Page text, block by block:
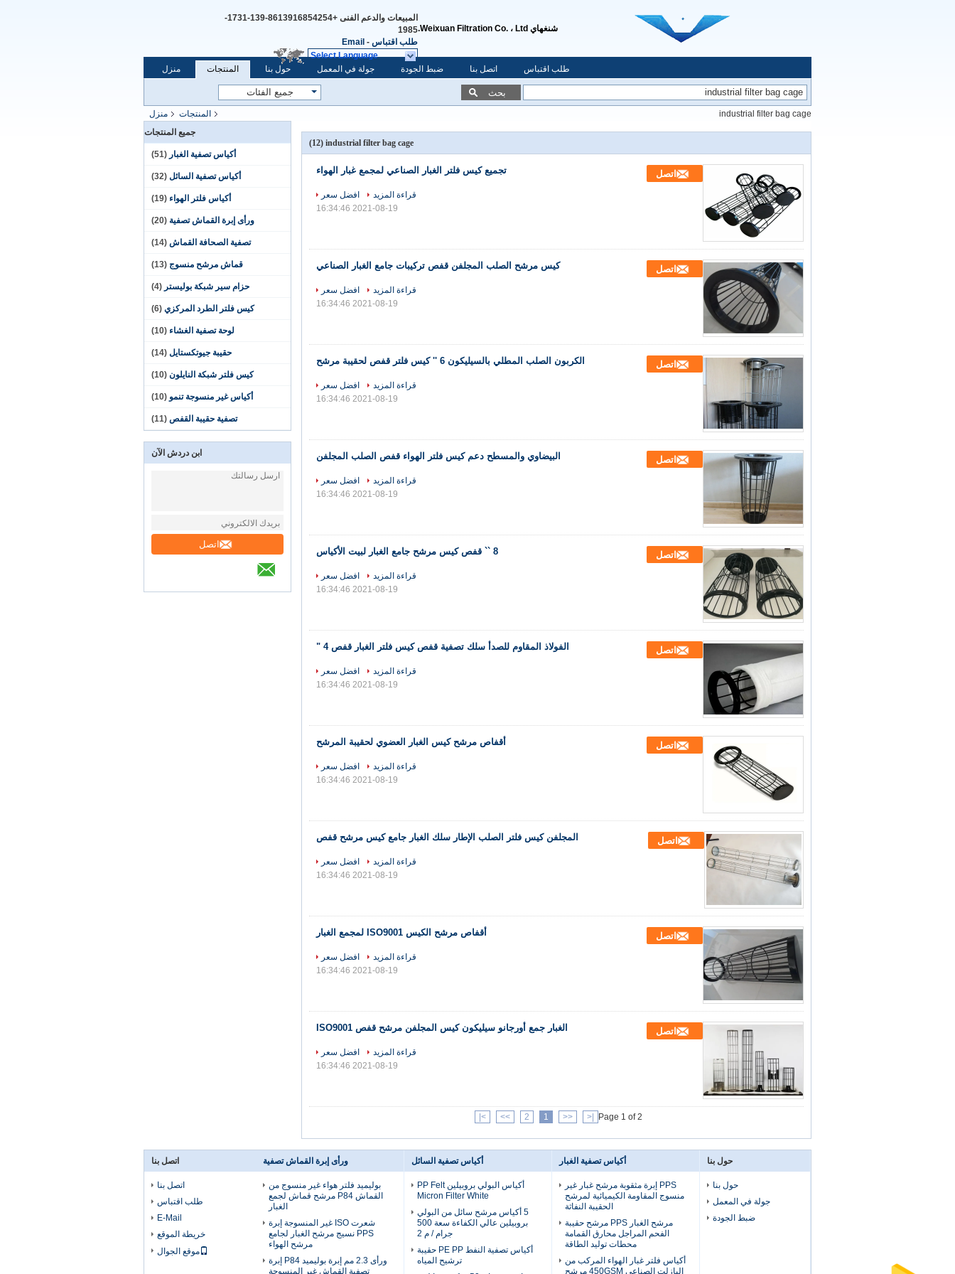
شنغهاي Weixuan Filtration Co. ، Ltd.
المبيعات والدعم الفنى
+8613916854254-139-1731-
1985
طلب اقتباس -
Email
Select Language
منزل
المنتجات حول بنا جولة في المعمل ضبط الجودة اتصل بنا طلب اقتباس
بحث
منزل المنتجات
industrial filter bag cage
جميع المنتجات
أكياس تصفية الغبار (51)
أكياس تصفية السائل (32)
أكياس فلتر الهواء (19)
ورأى إبرة القماش تصفية (20)
تصفية الصحافة القماش (14)
قماش مرشح منسوج (13)
حزام سير شبكة بوليستر (4)
كيس فلتر الطرد المركزي (6)
لوحة تصفية الغشاء (10)
حقيبة جيوتكستايل (14)
كيس فلتر شبكة النايلون (10)
أكياس غير منسوجة تنمو (10)
تصفية حقيبة القفص (11)
ابن دردش الآن
اتصل
industrial filter bag cage
(12)
تجميع كيس فلتر الغبار الصناعي لمجمع غبار الهواء اتصل
قراءة المزيد
افضل سعر
2021-08-19 16:34:46
كيس مرشح الصلب المجلفن قفص تركيبات جامع الغبار الصناعي اتصل
قراءة المزيد
افضل سعر
2021-08-19 16:34:46
الكربون الصلب المطلي بالسيليكون 6 '' كيس فلتر قفص لحقيبة مرشح اتصل
قراءة المزيد
افضل سعر
2021-08-19 16:34:46
البيضاوي والمسطح دعم كيس فلتر الهواء قفص الصلب المجلفن اتصل
قراءة المزيد
افضل سعر
2021-08-19 16:34:46
8 `` قفص كيس مرشح جامع الغبار لبيت الأكياس اتصل
قراءة المزيد
افضل سعر
2021-08-19 16:34:46
الفولاذ المقاوم للصدأ سلك تصفية قفص كيس فلتر الغبار قفص 4 " اتصل
قراءة المزيد
افضل سعر
2021-08-19 16:34:46
أقفاص مرشح كيس الغبار العضوي لحقيبة المرشح اتصل
قراءة المزيد
افضل سعر
2021-08-19 16:34:46
المجلفن كيس فلتر الصلب الإطار سلك الغبار جامع كيس مرشح قفص اتصل
قراءة المزيد
افضل سعر
2021-08-19 16:34:46
أقفاص مرشح الكيس ISO9001 لمجمع الغبار اتصل
قراءة المزيد
افضل سعر
2021-08-19 16:34:46
الغبار جمع أورجانو سيليكون كيس المجلفن مرشح قفص ISO9001 اتصل
قراءة المزيد
افضل سعر
2021-08-19 16:34:46
Page 1 of 2
|<
<<
1
2
>>
>|
حول بنا
حول بنا
جولة في المعمل
ضبط الجودة
أكياس تصفية الغبار
PPS إبرة مثقوبة مرشح غبار غير
منسوج المقاومة الكيميائية لمرشح
الحقيبة النفاثة
مرشح الغبار PPS مرشح حقيبة
الفحم المراجل محارق القمامة
محطات توليد الطاقة
أكياس فلتر غبار الهواء المركب من
البازلت الصناعي 450GSM مرشح
أكياس تصفية السائل
أكياس البولي بروبيلين PP Felt
Micron Filter White
5 أكياس مرشح سائل من البولي
بروبيلين عالي الكفاءة سعة 500
جرام / م 2
أكياس تصفية النفط PE PP حقيبة
ترشيح المياه
ورأى إبرة القماش تصفية
بوليميد فلتر هواء غير منسوج من
القماش P84 مرشح قماش لجمع
الغبار
شعرت ISO غير المنسوجة إبرة
PPS نسيج مرشح الغبار لجامع
مرشح الهواء
ورأى 2.3 مم إبرة بوليميد P84 إبرة
تصفية القماش غير المنسوجة
اتصل بنا
اتصل بنا
طلب اقتباس
E-Mail
خريطة الموقع
موقع الجوال